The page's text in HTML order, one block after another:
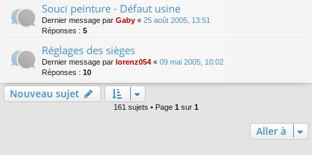
Souci peinture - Défaut usine
Dernier message par Gaby « 25 août 2005, 13:51
Réponses : 5
Réglages des sièges
Dernier message par lorenz054 « 09 mai 2005, 10:02
Réponses : 10
Nouveau sujet
161 sujets • Page 1 sur 1
Aller à